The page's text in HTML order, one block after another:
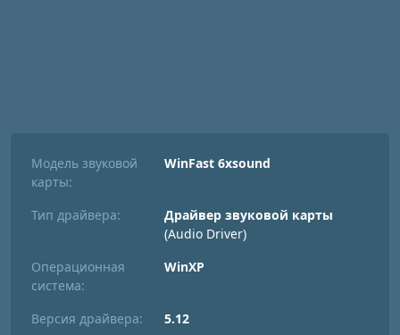
Модель звуковой
карты:
WinFast 6xsound
Тип драйвера:
Драйвер звуковой карты
(Audio Driver)
Операционная
система:
WinXP
Версия драйвера:
5.12